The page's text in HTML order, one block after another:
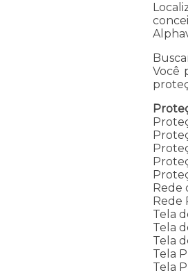
Você
Rede
Rede
Tela
Tela
Tela
Tela
Tela